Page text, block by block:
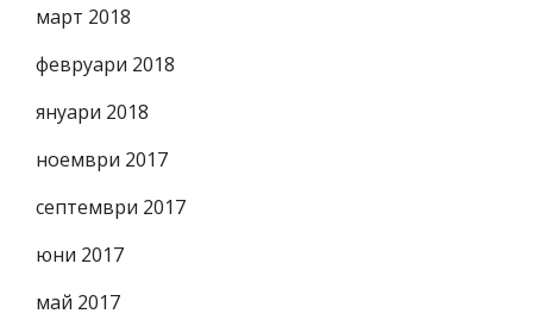
март 2018
февруари 2018
януари 2018
ноември 2017
септември 2017
юни 2017
май 2017